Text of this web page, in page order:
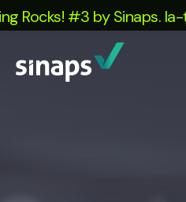
#3 by Sinaps. Ia-ți